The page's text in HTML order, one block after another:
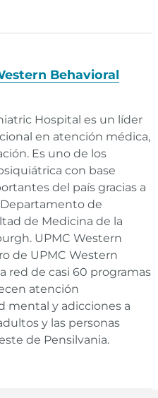
Behavioral
Hospital es un líder
en atención médica,
Es uno de los
con base
del país gracias a
de
de Medicina de la
UPMC Western
de UPMC Western
red de casi 60 programas
atención
mental y adicciones a
y las personas
de Pensilvania.